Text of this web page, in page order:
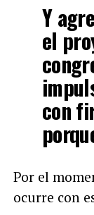
Y
el
con
Por el
ocurre con